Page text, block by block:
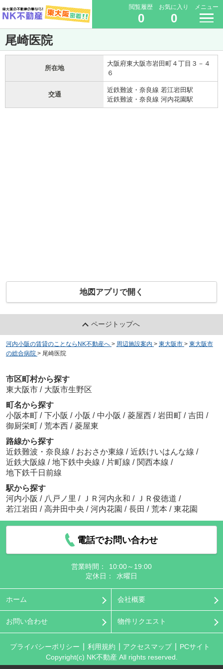
閲覧履歴
0
お気に入り
0
メニュー
尾崎医院
所在地
大阪府東大阪市岩田町４丁目３－４
６
交通
近鉄難波・奈良線 若江岩田駅
近鉄難波・奈良線 河内花園駅
地図アプリで開く
ページトップへ
河内小阪の賃貸のことならNK不動産へ > 周辺施設案内 > 東大阪市 > 東大阪市
の総合病院 > 尾崎医院
市区町村から探す
東大阪市 / 大阪市生野区
町名から探す
小阪本町 / 下小阪 / 小阪 / 中小阪 / 菱屋西 / 岩田町 / 吉田 /
御厨栄町 / 荒本西 / 菱屋東
路線から探す
近鉄難波・奈良線 / おおさか東線 / 近鉄けいはんな線 /
近鉄大阪線 / 地下鉄中央線 / 片町線 / 関西本線 /
地下鉄千日前線
駅から探す
河内小阪 / 八戸ノ里 / ＪＲ河内永和 / ＪＲ俊徳道 /
若江岩田 / 高井田中央 / 河内花園 / 長田 / 荒本 / 東花園
電話でお問い合わせ
営業時間：
10:00～19:00
定休日：
水曜日
ホーム 会社概要
お問い合わせ 物件リクエスト
プライバシーポリシー 利用規約 アクセスマップ
PCサイト
Copyright(c) NK不動産 All rights reserved.